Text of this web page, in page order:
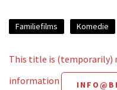
Familiefilms Komedie
This title is (temporarily)
information